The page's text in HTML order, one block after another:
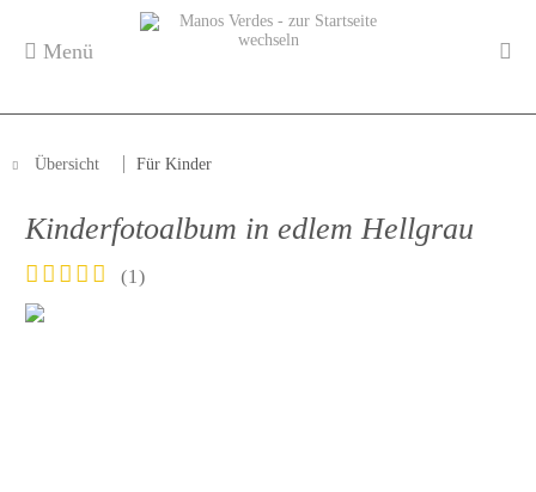
Menü
Übersicht Für Kinder
Kinderfotoalbum in edlem Hellgrau
(1)